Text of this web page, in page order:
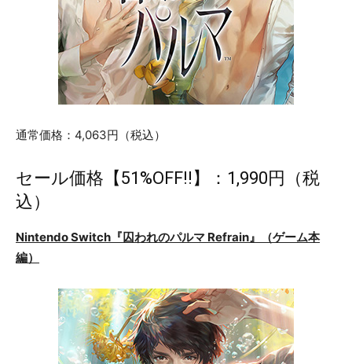
通常価格：4,063円（税込）
セール価格【51%OFF!!】：1,990円（税
込）
Nintendo Switch『囚われのパルマ Refrain』（ゲーム本
編）